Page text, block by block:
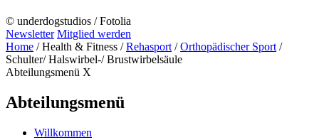
© underdogstudios / Fotolia
Newsletter Mitglied werden
Home /Health & Fitness /Rehasport /Orthopädischer Sport /
Schulter/ Halswirbel-/ Brustwirbelsäule
Abteilungsmenü X
Abteilungsmenü
Willkommen